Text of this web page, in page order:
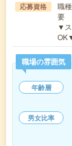
応募資格
職
要
▼
職場の雰囲気
年齢層
男女比率